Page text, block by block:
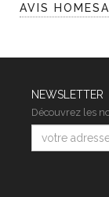
AVIS
NEWSLETTER
Découvrez les